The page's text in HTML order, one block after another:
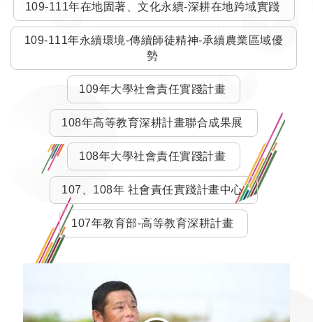
109-111年在地固著、文化永續-深耕在地跨域實踐
109-111年永續環境-傳續師徒精神-承續農業區域優
勢
109年大學社會責任實踐計畫
108年高等教育深耕計畫聯合成果展
108年大學社會責任實踐計畫
107、108年 社會責任實踐計畫中心
107年教育部-高等教育深耕計畫